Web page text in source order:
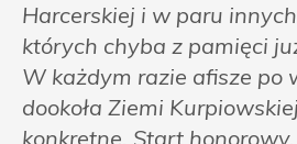
Harcerskiej i w paru
których chyba z pamięci
W każdym razie afisze po
dookoła Ziemi
konkretne. Start